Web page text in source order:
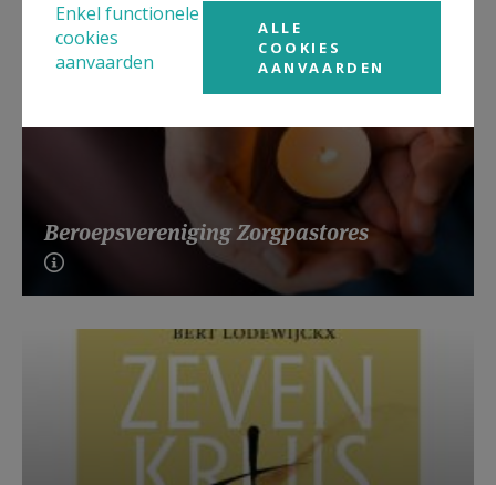
Beroepsvereniging Zorgpastores
Enkel functionele
cookies
aanvaarden
ALLE
COOKIES
AANVAARDEN